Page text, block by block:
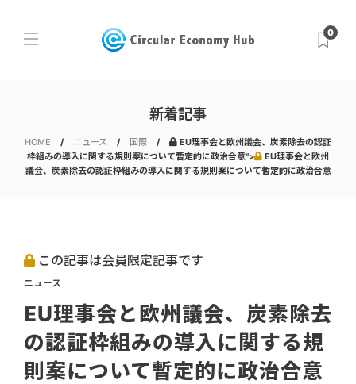
0
新着記事
HOME ニュース 国際
EU理事会と欧州議会、炭素除去の認証
枠組みの導入に関する規則案について暫定的に政治合意">
EU理事会と欧州
議会、炭素除去の認証枠組みの導入に関する規則案について暫定的に政治合意
この記事は会員限定記事です
ニュース
EU理事会と欧州議会、炭素除去
の認証枠組みの導入に関する規
則案について暫定的に政治合意